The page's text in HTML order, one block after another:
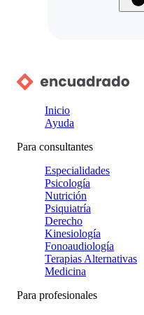
Inicio
Ayuda
Para consultantes
Especialidades
Psicología
Nutrición
Psiquiatría
Derecho
Kinesiología
Fonoaudiología
Terapias Alternativas
Medicina
Para profesionales